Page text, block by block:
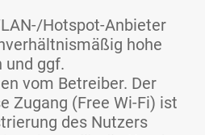
Hotspot-Anbieter
hohe
und ggf.
vom Betreiber. Der
Zugang (Free Wi-Fi) ist
des Nutzers